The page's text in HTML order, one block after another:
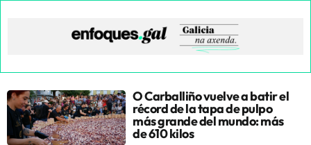
O Carballiño vuelve a batir el
récord de la tapa de pulpo
más grande del mundo: más
de 610 kilos